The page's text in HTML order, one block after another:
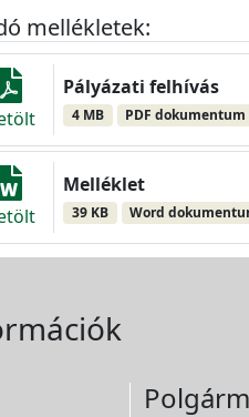
mellékletek:
Pályázati felhívás
4 MB PDF dokumentum
Melléklet
39 KB Word